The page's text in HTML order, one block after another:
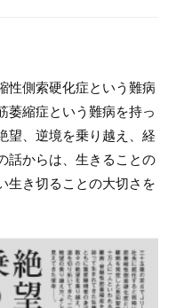
性側索硬化症という難病
萎縮症という難病を持っ
望、逆境を乗り越え、経
話からは、生きることの
生き切ることの大切さを